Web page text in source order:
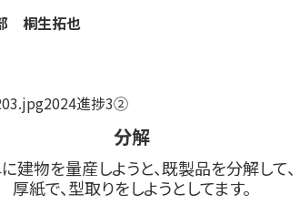
桐生拓也
分解
建物を量産しようと、既製品を分解して、
厚紙で、型取りをしようとしてます。